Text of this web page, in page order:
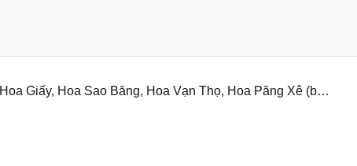
Giấy, Hoa Sao Băng, Hoa Vạn Thọ, Hoa Păng Xê (bộ